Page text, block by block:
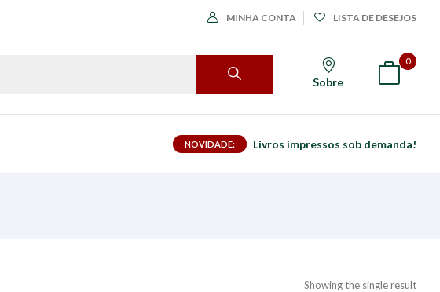
MINHA CONTA LISTA DE DESEJOS
Sobre
0
NOVIDADE: Livros impressos sob demanda!
Showing the single result